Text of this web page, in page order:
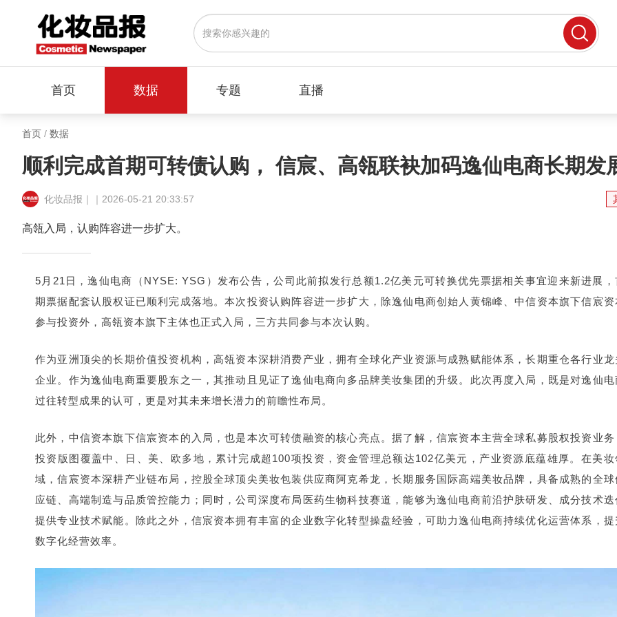
首页 数据 专题 直播
首页 / 数据
顺利完成首期可转债认购， 信宸、高瓴联袂加码逸仙电商长期发
化妆品报｜｜2026-05-21 20:33:57
高瓴入局，认购阵容进一步扩大。
5月21日，逸仙电商（NYSE: YSG）发布公告，公司此前拟发行总额1.2亿美元可转换优先票据相关事宜迎来新进展，
期票据配套认股权证已顺利完成落地。本次投资认购阵容进一步扩大，除逸仙电商创始人黄锦峰、中信资本旗下信宸资
参与投资外，高瓴资本旗下主体也正式入局，三方共同参与本次认购。
作为亚洲顶尖的长期价值投资机构，高瓴资本深耕消费产业，拥有全球化产业资源与成熟赋能体系，长期重仓各行业龙
企业。作为逸仙电商重要股东之一，其推动且见证了逸仙电商向多品牌美妆集团的升级。此次再度入局，既是对逸仙电
过往转型成果的认可，更是对其未来增长潜力的前瞻性布局。
此外，中信资本旗下信宸资本的入局，也是本次可转债融资的核心亮点。据了解，信宸资本主营全球私募股权投资业务
投资版图覆盖中、日、美、欧多地，累计完成超100项投资，资金管理总额达102亿美元，产业资源底蕴雄厚。在美妆
域，信宸资本深耕产业链布局，控股全球顶尖美妆包装供应商阿克希龙，长期服务国际高端美妆品牌，具备成熟的全球
应链、高端制造与品质管控能力；同时，公司深度布局医药生物科技赛道，能够为逸仙电商前沿护肤研发、成分技术迭
提供专业技术赋能。除此之外，信宸资本拥有丰富的企业数字化转型操盘经验，可助力逸仙电商持续优化运营体系，提
数字化经营效率。